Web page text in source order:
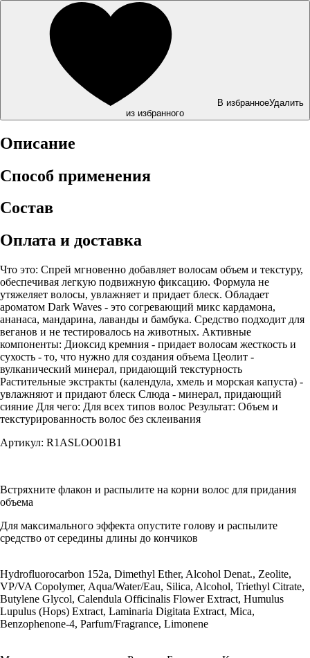
В избранноеУдалить
из избранного
Описание
Способ применения
Состав
Оплата и доставка
Что это: Спрей мгновенно добавляет волосам объем и текстуру,
обеспечивая легкую подвижную фиксацию. Формула не
утяжеляет волосы, увлажняет и придает блеск. Обладает
ароматом Dark Waves - это согревающий микс кардамона,
ананаса, мандарина, лаванды и бамбука. Средство подходит для
веганов и не тестировалось на животных. Активные
компоненты: Диоксид кремния - придает волосам жесткость и
сухость - то, что нужно для создания объема Цеолит -
вулканический минерал, придающий текстурность
Растительные экстракты (календула, хмель и морская капуста) -
увлажняют и придают блеск Слюда - минерал, придающий
сияние Для чего: Для всех типов волос Результат: Объем и
текстурированность волос без склеивания
Артикул: R1ASLOO01B1
Встряхните флакон и распылите на корни волос для придания
объема
Для максимального эффекта опустите голову и распылите
средство от середины длины до кончиков
Hydrofluorocarbon 152a, Dimethyl Ether, Alcohol Denat., Zeolite,
VP/VA Copolymer, Aqua/Water/Eau, Silica, Alcohol, Triethyl Citrate,
Butylene Glycol, Calendula Officinalis Flower Extract, Humulus
Lupulus (Hops) Extract, Laminaria Digitata Extract, Mica,
Benzophenone-4, Parfum/Fragrance, Limonene